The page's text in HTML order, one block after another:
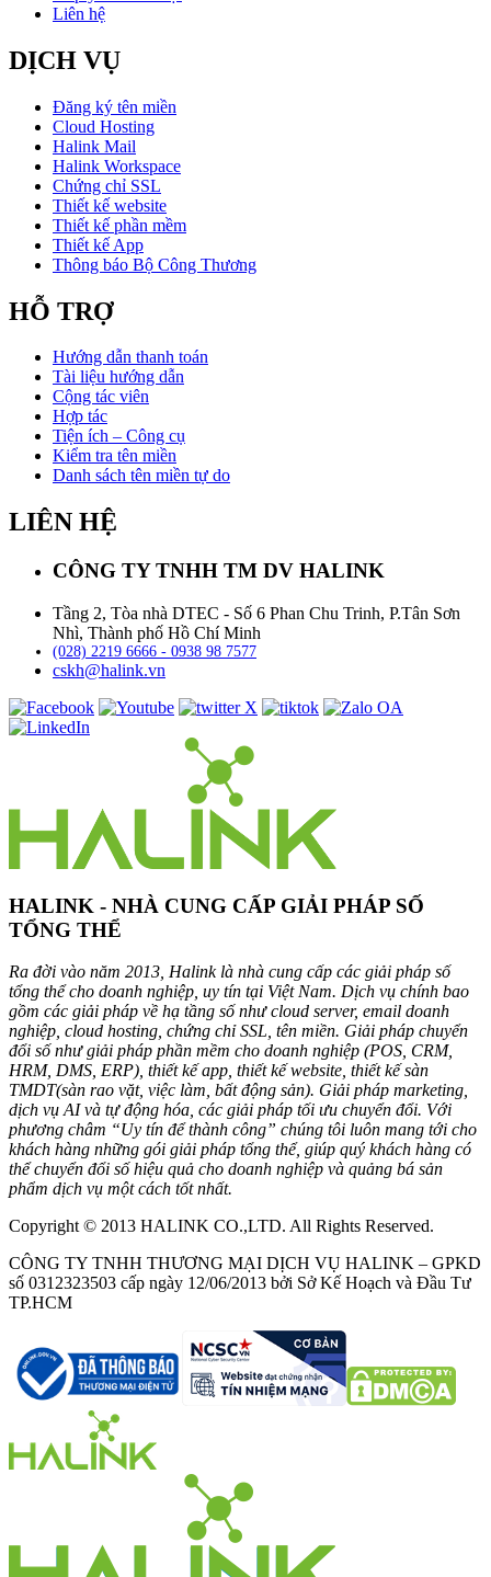
Liên hệ
DỊCH VỤ
Đăng ký tên miền
Cloud Hosting
Halink Mail
Halink Workspace
Chứng chỉ SSL
Thiết kế website
Thiết kế phần mềm
Thiết kế App
Thông báo Bộ Công Thương
HỖ TRỢ
Hướng dẫn thanh toán
Tài liệu hướng dẫn
Cộng tác viên
Hợp tác
Tiện ích – Công cụ
Kiểm tra tên miền
Danh sách tên miền tự do
LIÊN HỆ
CÔNG TY TNHH TM DV HALINK
Tầng 2, Tòa nhà DTEC - Số 6 Phan Chu Trinh, P.Tân Sơn
Nhì, Thành phố Hồ Chí Minh
(028) 2219 6666 - 0938 98 7577
cskh@halink.vn
HALINK - NHÀ CUNG CẤP GIẢI PHÁP SỐ
TỔNG THỂ
Ra đời vào năm 2013, Halink là nhà cung cấp các giải pháp số
tổng thể cho doanh nghiệp, uy tín tại Việt Nam. Dịch vụ chính bao
gồm các giải pháp về hạ tầng số như cloud server, email doanh
nghiệp, cloud hosting, chứng chỉ SSL, tên miền. Giải pháp chuyển
đổi số như giải pháp phần mềm cho doanh nghiệp (POS, CRM,
HRM, DMS, ERP), thiết kế app, thiết kế website, thiết kế sàn
TMDT(sàn rao vặt, việc làm, bất động sản). Giải pháp marketing,
dịch vụ AI và tự động hóa, các giải pháp tối ưu chuyển đổi. Với
phương châm “Uy tín để thành công” chúng tôi luôn mang tới cho
khách hàng những gói giải pháp tổng thể, giúp quý khách hàng có
thể chuyển đổi số hiệu quả cho doanh nghiệp và quảng bá sản
phẩm dịch vụ một cách tốt nhất.
Copyright © 2013 HALINK CO.,LTD. All Rights Reserved.
CÔNG TY TNHH THƯƠNG MẠI DỊCH VỤ HALINK – GPKD
số 0312323503 cấp ngày 12/06/2013 bởi Sở Kế Hoạch và Đầu Tư
TP.HCM